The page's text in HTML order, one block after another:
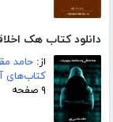
دانلود کتاب هک
از: حامد
کتاب‌های
۹ صفحه